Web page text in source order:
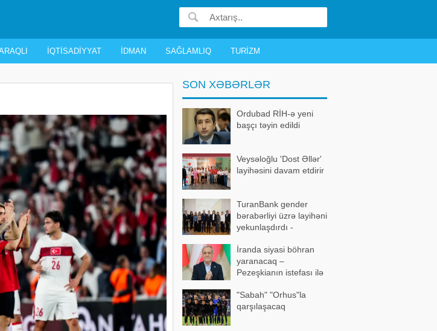
İQTISADIYYAT İDMAN SAĞLAMLIQ TURIZM
SON XƏBƏRLƏR
Ordubad RİH-ə yeni
başçı təyin edildi
Veysəloğlu 'Dost Əllər'
layihəsini davam etdirir
TuranBank gender
bərabərliyi üzrə layihəni
yekunlaşdırdı -
İranda siyasi böhran
yaranacaq –
Pezeşkianın istefası ilə
"Sabah" "Orhus"la
qarşılaşacaq